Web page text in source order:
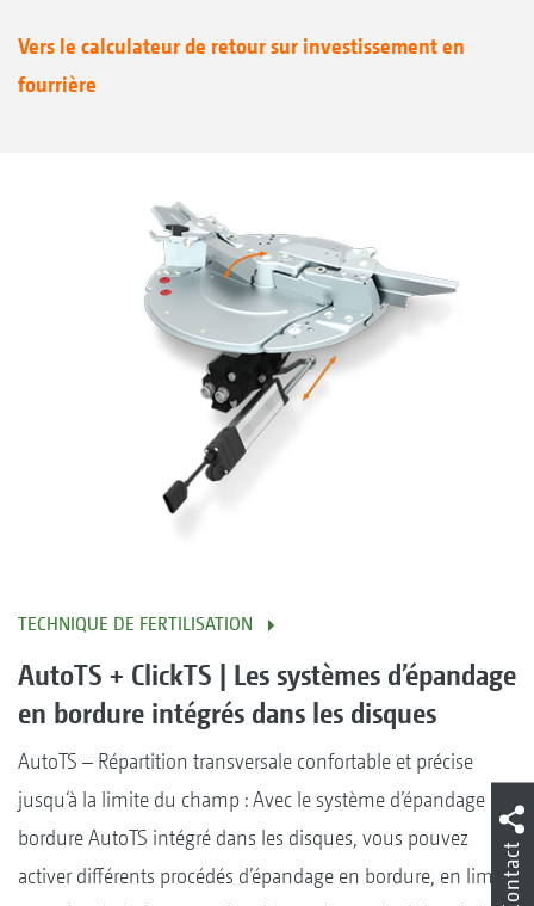
Vers le calculateur de retour sur investissement en
fourrière
TECHNIQUE DE FERTILISATION
AutoTS + ClickTS | Les systèmes d’épandage
en bordure intégrés dans les disques
AutoTS – Répartition transversale confortable et précise
jusqu‘à la limite du champ : Avec le système d’épandage en
bordure AutoTS intégré dans les disques, vous pouvez
activer différents procédés d’épandage en bordure, en limiteContact